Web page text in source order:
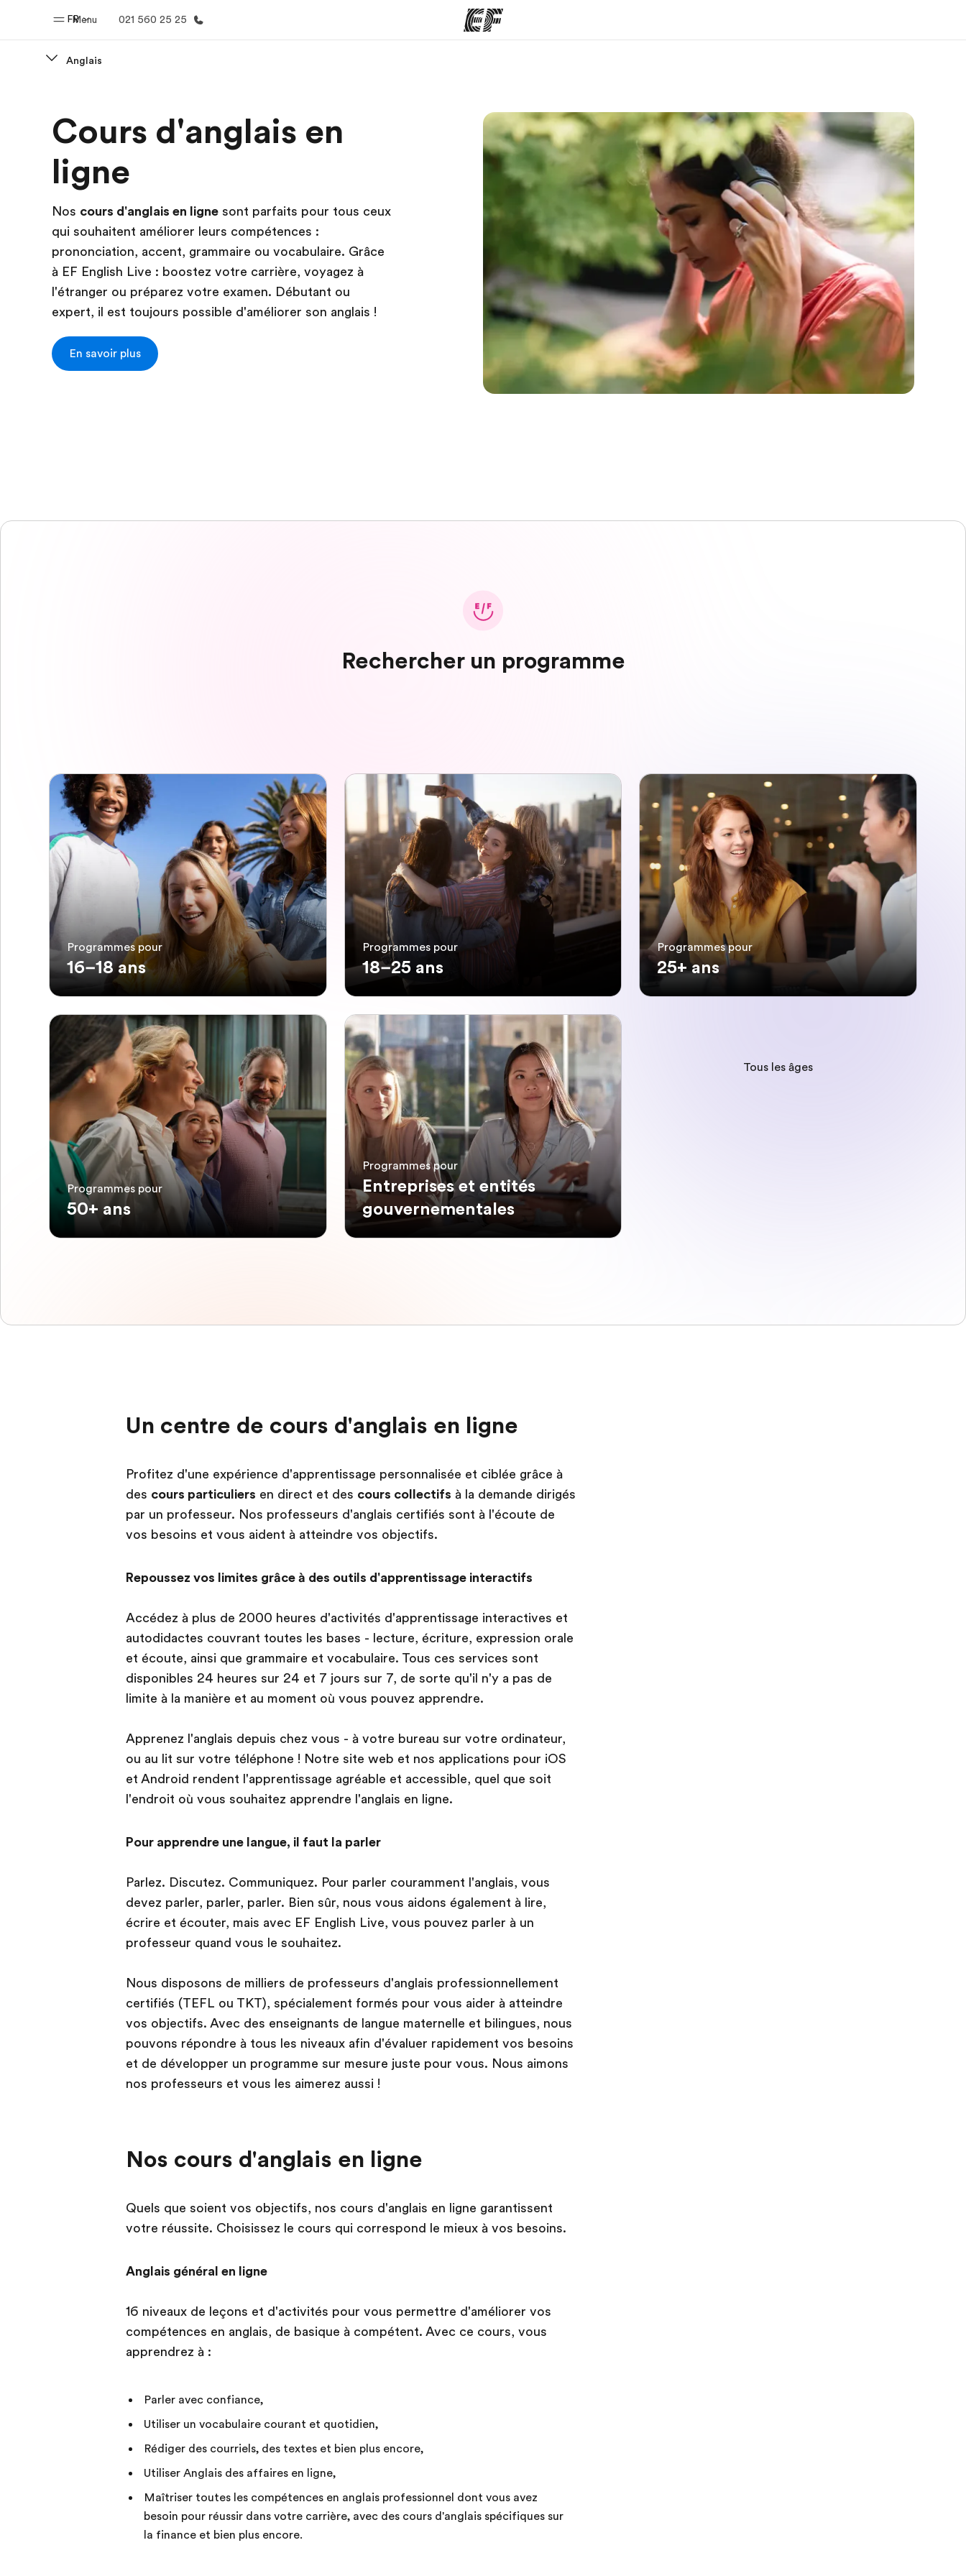
Menu
FR 021 560 25 25
Bienvenue chez EF Nos offres Trouver un bureau Qui sommes-nous ? Rejoignez nos équipes
Anglais
Cours d'anglais en
ligne
Nos cours d'anglais en ligne sont parfaits pour tous ceux
qui souhaitent améliorer leurs compétences :
prononciation, accent, grammaire ou vocabulaire. Grâce
à EF English Live : boostez votre carrière, voyagez à
l'étranger ou préparez votre examen. Débutant ou
expert, il est toujours possible d'améliorer son anglais !
En savoir plus
Rechercher un programme
Programmes pour
16–18 ans
Programmes pour
18–25 ans
Programmes pour
25+ ans
Programmes pour
50+ ans
Programmes pour
Entreprises et entités
gouvernementales
Tous les âges
Un centre de cours d'anglais en ligne
Profitez d'une expérience d'apprentissage personnalisée et ciblée grâce à
des cours particuliers en direct et des cours collectifs à la demande dirigés
par un professeur. Nos professeurs d'anglais certifiés sont à l'écoute de
vos besoins et vous aident à atteindre vos objectifs.
Repoussez vos limites grâce à des outils d'apprentissage interactifs
Accédez à plus de 2000 heures d'activités d'apprentissage interactives et
autodidactes couvrant toutes les bases - lecture, écriture, expression orale
et écoute, ainsi que grammaire et vocabulaire. Tous ces services sont
disponibles 24 heures sur 24 et 7 jours sur 7, de sorte qu'il n'y a pas de
limite à la manière et au moment où vous pouvez apprendre.
Apprenez l'anglais depuis chez vous - à votre bureau sur votre ordinateur,
ou au lit sur votre téléphone ! Notre site web et nos applications pour iOS
et Android rendent l'apprentissage agréable et accessible, quel que soit
l'endroit où vous souhaitez apprendre l'anglais en ligne.
Pour apprendre une langue, il faut la parler
Parlez. Discutez. Communiquez. Pour parler couramment l'anglais, vous
devez parler, parler, parler. Bien sûr, nous vous aidons également à lire,
écrire et écouter, mais avec EF English Live, vous pouvez parler à un
professeur quand vous le souhaitez.
Nous disposons de milliers de professeurs d'anglais professionnellement
certifiés (TEFL ou TKT), spécialement formés pour vous aider à atteindre
vos objectifs. Avec des enseignants de langue maternelle et bilingues, nous
pouvons répondre à tous les niveaux afin d'évaluer rapidement vos besoins
et de développer un programme sur mesure juste pour vous. Nous aimons
nos professeurs et vous les aimerez aussi !
Nos cours d'anglais en ligne
Quels que soient vos objectifs, nos cours d'anglais en ligne garantissent
votre réussite. Choisissez le cours qui correspond le mieux à vos besoins.
Anglais général en ligne
16 niveaux de leçons et d'activités pour vous permettre d'améliorer vos
compétences en anglais, de basique à compétent. Avec ce cours, vous
apprendrez à :
Parler avec confiance,
Utiliser un vocabulaire courant et quotidien,
Rédiger des courriels, des textes et bien plus encore,
Utiliser Anglais des affaires en ligne,
Maîtriser toutes les compétences en anglais professionnel dont vous avez
besoin pour réussir dans votre carrière, avec des cours d'anglais spécifiques sur
la finance et bien plus encore.